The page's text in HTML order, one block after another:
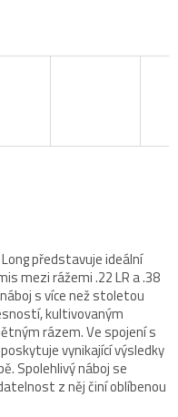
Long představuje ideální
mezi rážemi .22 LR a .38
s více než stoletou
kultivovaným
rázem. Ve spojení s
poskytuje vynikající výsledky
Spolehlivý náboj se
z něj činí oblíbenou